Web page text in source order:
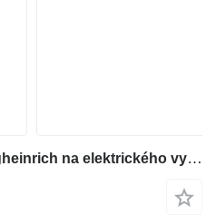
Hydraulický joystick Jungheinrich na elektrického vysokozdvižného vozíka